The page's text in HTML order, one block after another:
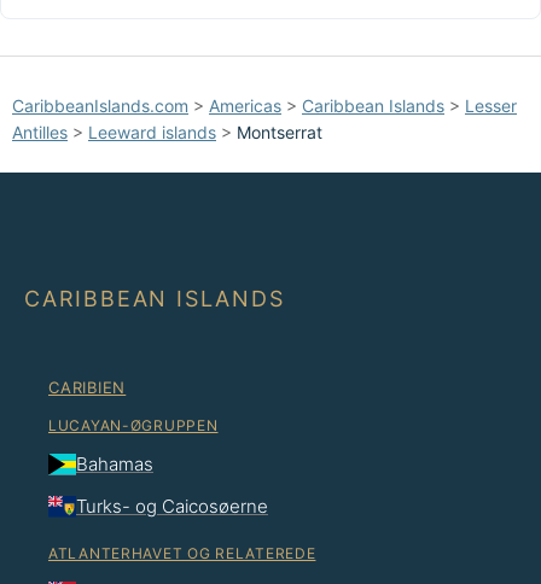
CaribbeanIslands.com > Americas > Caribbean Islands > Lesser
Antilles > Leeward islands > Montserrat
CARIBBEAN ISLANDS
CARIBIEN
LUCAYAN-ØGRUPPEN
Bahamas
Turks- og Caicosøerne
ATLANTERHAVET OG RELATEREDE